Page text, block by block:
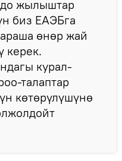
жылыштар
биз ЕАЭБга
өнөр жай
керек.
курал-
талаптар
көтөрүлүшүнө